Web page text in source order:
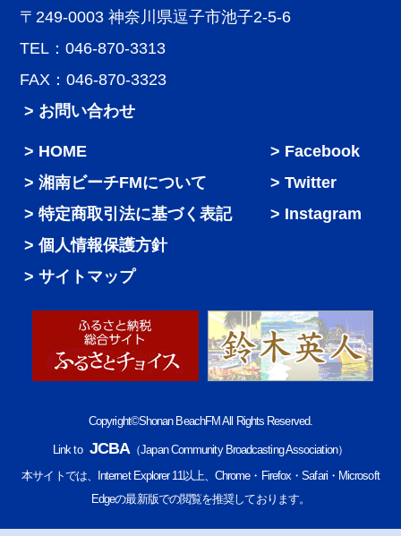
〒249-0003 神奈川県逗子市池子2-5-6
TEL：046-870-3313
FAX：046-870-3323
> お問い合わせ
HOME
湘南ビーチFMについて
特定商取引法に基づく表記
個人情報保護方針
サイトマップ
Facebook
Twitter
Instagram
Copyright©Shonan BeachFM All Rights Reserved.
Link to JCBA（Japan Community Broadcasting Association）
本サイトでは、Internet Explorer 11以上、Chrome・Firefox・Safari・Microsoft
Edgeの最新版での閲覧を推奨しております。